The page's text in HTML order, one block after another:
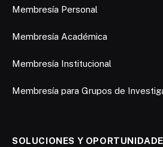
Membresía Personal
Membresía Académica
Membresía Institucional
Membresía para Grupos de
SOLUCIONES Y